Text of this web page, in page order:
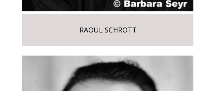
RAOUL SCHROTT